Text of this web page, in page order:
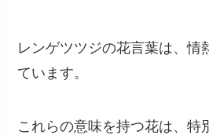
レンゲツツジの花言葉は、情
ています。
これらの意味を持つ花は、特